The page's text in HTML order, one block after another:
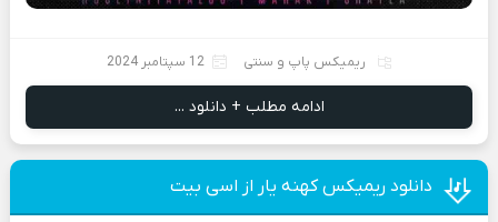
ریمیکس پاپ و سنتی 12 سپتامبر 2024
ادامه مطلب + دانلود ...
دانلود ریمیکس کهنه یار از اسی بیت